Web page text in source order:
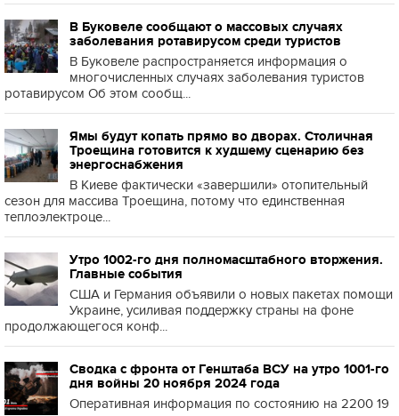
В Буковеле сообщают о массовых случаях
заболевания ротавирусом среди туристов
В Буковеле распространяется информация о
многочисленных случаях заболевания туристов
ротавирусом Об этом сообщ...
Ямы будут копать прямо во дворах. Столичная
Троещина готовится к худшему сценарию без
энергоснабжения
В Киеве фактически «завершили» отопительный
сезон для массива Троещина, потому что единственная
теплоэлектроце...
Утро 1002-го дня полномасштабного вторжения.
Главные события
США и Германия объявили о новых пакетах помощи
Украине, усиливая поддержку страны на фоне
продолжающегося конф...
Сводка с фронта от Генштаба ВСУ на утро 1001-го
дня войны 20 ноября 2024 года
Оперативная информация по состоянию на 2200 19